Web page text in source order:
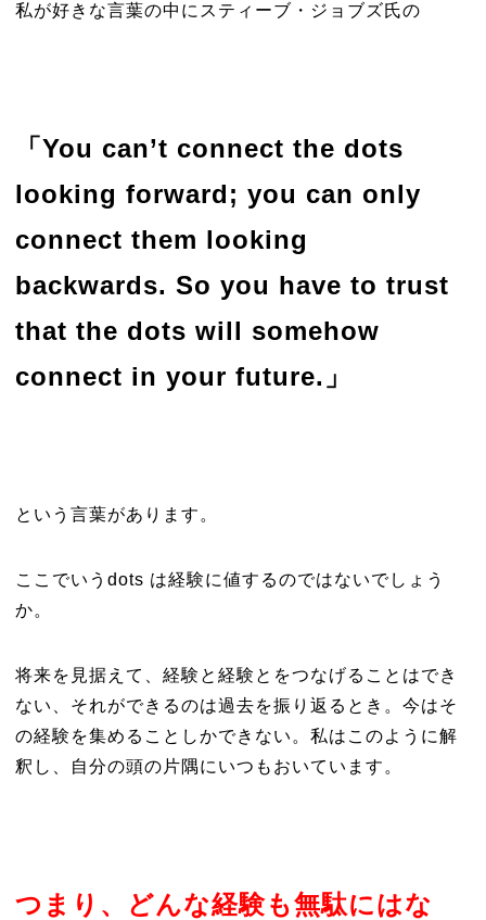
私が好きな言葉の中にスティーブ・ジョブズ氏の
「You can’t connect the dots
looking forward; you can only
connect them looking
backwards. So you have to trust
that the dots will somehow
connect in your future.」
という言葉があります。
ここでいうdots は経験に値するのではないでしょう
か。
将来を見据えて、経験と経験とをつなげることはでき
ない、それができるのは過去を振り返るとき。今はそ
の経験を集めることしかできない。私はこのように解
釈し、自分の頭の片隅にいつもおいています。
つまり、どんな経験も無駄にはな